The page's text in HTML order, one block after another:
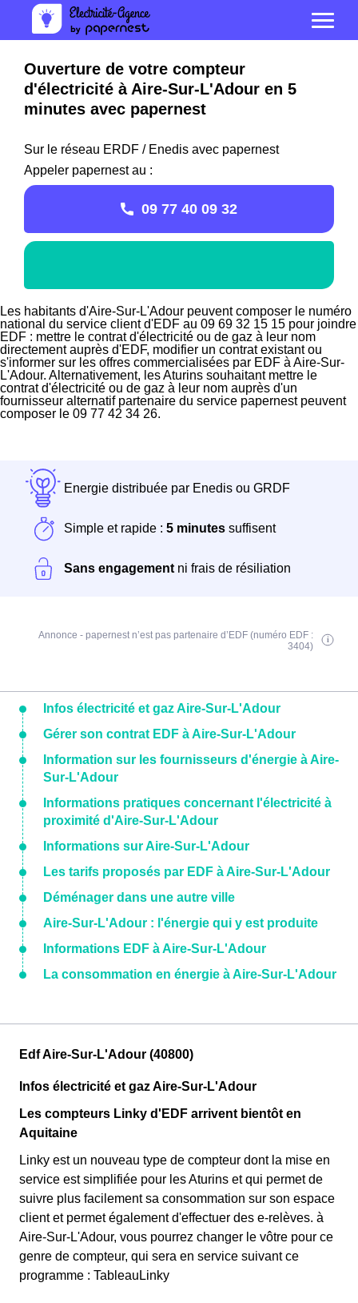
Ouverture de votre compteur
d'électricité à Aire-Sur-L'Adour en 5
minutes avec papernest
Sur le réseau ERDF / Enedis avec papernest
Appeler papernest au :
09 77 40 09 32
Les habitants d'Aire-Sur-L'Adour peuvent composer le numéro
national du service client d'EDF au 09 69 32 15 15 pour joindre
EDF : mettre le contrat d'électricité ou de gaz à leur nom
directement auprès d'EDF, modifier un contrat existant ou
s'informer sur les offres commercialisées par EDF à Aire-Sur-
L'Adour. Alternativement, les Aturins souhaitant mettre le
contrat d'électricité ou de gaz à leur nom auprès d'un
fournisseur alternatif partenaire du service papernest peuvent
composer le 09 77 42 34 26.
Energie distribuée par Enedis ou GRDF
Simple et rapide : 5 minutes suffisent
Sans engagement ni frais de résiliation
Annonce - papernest n’est pas partenaire d’EDF (numéro EDF :
3404)
Infos électricité et gaz Aire-Sur-L'Adour
Gérer son contrat EDF à Aire-Sur-L'Adour
Information sur les fournisseurs d'énergie à Aire-
Sur-L'Adour
Informations pratiques concernant l'électricité à
proximité d'Aire-Sur-L'Adour
Informations sur Aire-Sur-L'Adour
Les tarifs proposés par EDF à Aire-Sur-L'Adour
Déménager dans une autre ville
Aire-Sur-L'Adour : l'énergie qui y est produite
Informations EDF à Aire-Sur-L'Adour
La consommation en énergie à Aire-Sur-L'Adour
Edf Aire-Sur-L'Adour (40800)
Infos électricité et gaz Aire-Sur-L'Adour
Les compteurs Linky d'EDF arrivent bientôt en
Aquitaine
Linky est un nouveau type de compteur dont la mise en
service est simplifiée pour les Aturins et qui permet de
suivre plus facilement sa consommation sur son espace
client et permet également d'effectuer des e-relèves. à
Aire-Sur-L'Adour, vous pourrez changer le vôtre pour ce
genre de compteur, qui sera en service suivant ce
programme : TableauLinky